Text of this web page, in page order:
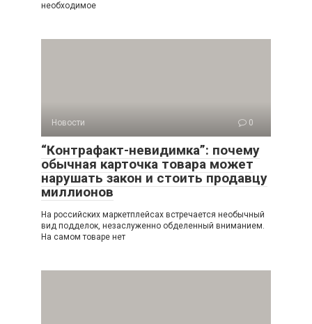
необходимое
Новости 0
“Контрафакт-невидимка”: почему
обычная карточка товара может
нарушать закон и стоить продавцу
миллионов
На российских маркетплейсах встречается необычный
вид подделок, незаслуженно обделенный вниманием.
На самом товаре нет